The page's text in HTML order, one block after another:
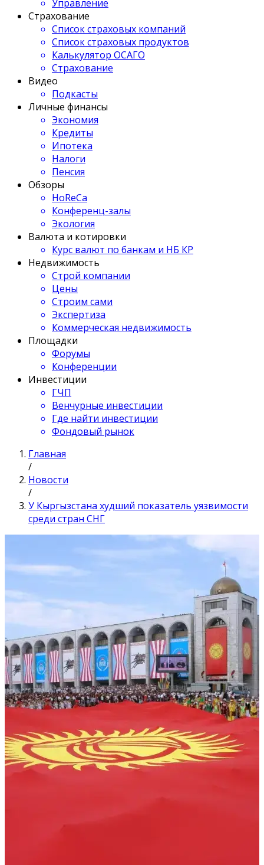
Управление
Страхование
Список страховых компаний
Список страховых продуктов
Калькулятор ОСАГО
Страхование
Видео
Подкасты
Личные финансы
Экономия
Кредиты
Ипотека
Налоги
Пенсия
Обзоры
HoReCa
Конференц-залы
Экология
Валюта и котировки
Курс валют по банкам и НБ КР
Недвижимость
Строй компании
Цены
Строим сами
Экспертиза
Коммерческая недвижимость
Площадки
Форумы
Конференции
Инвестиции
ГЧП
Венчурные инвестиции
Где найти инвестиции
Фондовый рынок
Главная
/
Новости
/
У Кыргызстана худший показатель уязвимости
среди стран СНГ